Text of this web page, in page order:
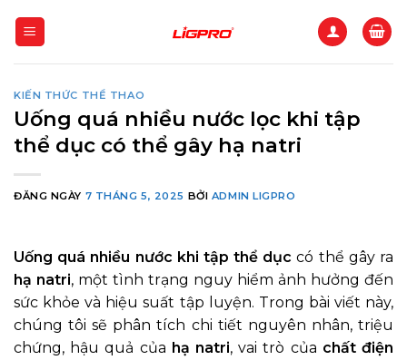
qua
KIẾN THỨC THỂ THAO
Uống quá nhiều nước lọc khi tập
thể dục có thể gây hạ natri
ĐĂNG NGÀY 7 THÁNG 5, 2025 BỞI ADMIN LIGPRO
Uống quá nhiều nước khi tập thể dục có thể gây ra
hạ natri, một tình trạng nguy hiểm ảnh hưởng đến
sức khỏe và hiệu suất tập luyện. Trong bài viết này,
chúng tôi sẽ phân tích chi tiết nguyên nhân, triệu
chứng, hậu quả của hạ natri, vai trò của chất điện